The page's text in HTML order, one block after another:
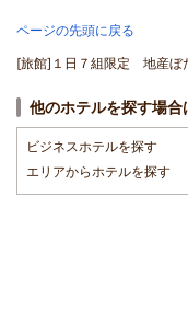
ページの先頭に戻る
[旅館]１日７組限定 地産
他のホテルを探す場合
ビジネスホテルを探す
エリアからホテルを探す